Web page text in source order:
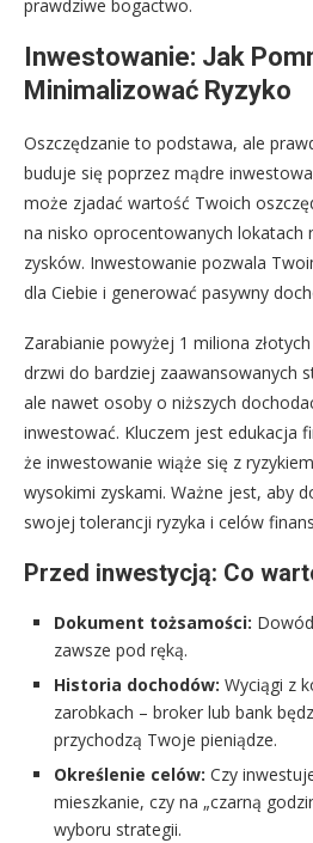
prawdziwe bogactwo.
Inwestowanie: Jak
Minimalizować Ryzyko
Oszczędzanie to podstawa, ale
buduje się poprzez mądre
może zjadać wartość Twoich
na nisko oprocentowanych lokatach
zysków. Inwestowanie pozwala
dla Ciebie i generować pasywny
Zarabianie powyżej 1 miliona
drzwi do bardziej zaawansowanych
ale nawet osoby o niższych
inwestować. Kluczem jest edukacja
że inwestowanie wiąże się z
wysokimi zyskami. Ważne jest, aby
swojej tolerancji ryzyka i celów
Przed inwestycją: Co
Dokument tożsamości:
zawsze pod ręką.
Historia dochodów: Wyciągi z
zarobkach – broker lub bank
przychodzą Twoje pieniądze.
Określenie celów: Czy
mieszkanie, czy na „czarną
wyboru strategii.